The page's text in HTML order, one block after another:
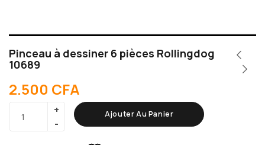
Pinceau à dessiner 6 pièces Rollingdog
10689
2.500 CFA
Ajouter Au Panier